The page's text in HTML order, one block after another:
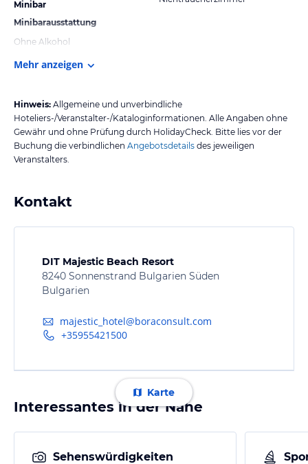
Minibar
Minibarausstattung
Ohne Alkohol
Mehr anzeigen
Hinweis: Allgemeine und unverbindliche
Hoteliers-/Veranstalter-/Kataloginformationen. Alle Angaben ohne
Gewähr und ohne Prüfung durch HolidayCheck. Bitte lies vor der
Buchung die verbindlichen Angebotsdetails des jeweiligen
Veranstalters.
Kontakt
DIT Majestic Beach Resort
8240 Sonnenstrand Bulgarien Süden
Bulgarien
majestic_hotel@boraconsult.com
+35955421500
Karte
Interessantes in der Nähe
Sehenswürdigkeiten